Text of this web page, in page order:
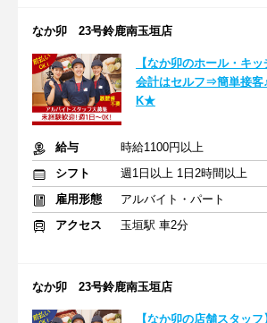
なか卯 23号鈴鹿南玉垣店
【なか卯のホール・キ
会計はセルフ⇒簡単接客
K★
給与
時給1100円以上
シフト
週1日以上 1日2時間以上
雇用形態
アルバイト・パート
アクセス
玉垣駅 車2分
なか卯 23号鈴鹿南玉垣店
【なか卯の店舗スタッ